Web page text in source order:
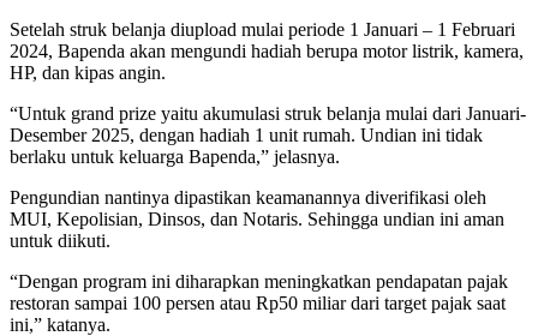
Setelah struk belanja diupload mulai periode 1 Januari – 1 Februari
2024, Bapenda akan mengundi hadiah berupa motor listrik, kamera,
HP, dan kipas angin.
“Untuk grand prize yaitu akumulasi struk belanja mulai dari Januari-
Desember 2025, dengan hadiah 1 unit rumah. Undian ini tidak
berlaku untuk keluarga Bapenda,” jelasnya.
Pengundian nantinya dipastikan keamanannya diverifikasi oleh
MUI, Kepolisian, Dinsos, dan Notaris. Sehingga undian ini aman
untuk diikuti.
“Dengan program ini diharapkan meningkatkan pendapatan pajak
restoran sampai 100 persen atau Rp50 miliar dari target pajak saat
ini,” katanya.